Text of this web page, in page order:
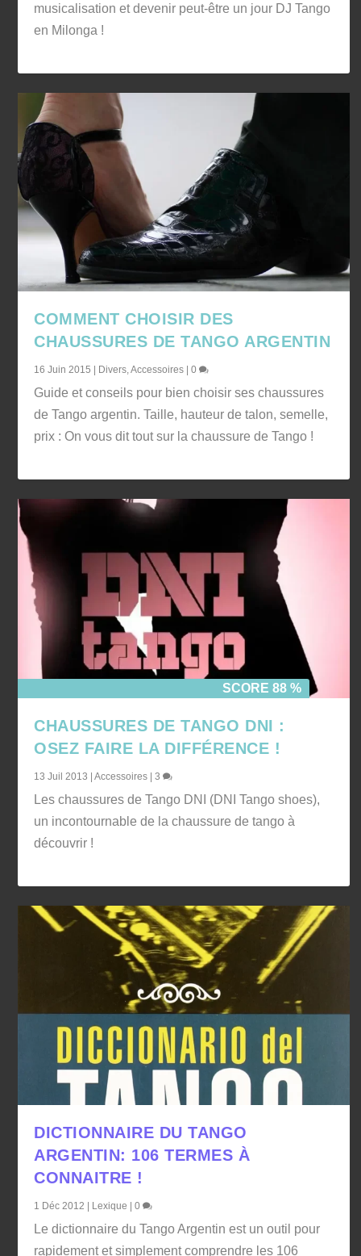
musicalisation et devenir peut-être un jour DJ Tango
en Milonga !
COMMENT CHOISIR DES
CHAUSSURES DE TANGO ARGENTIN
16 Juin 2015 Divers,Accessoires |0
Guide et conseils pour bien choisir ses chaussures
de Tango argentin. Taille, hauteur de talon, semelle,
prix : On vous dit tout sur la chaussure de Tango !
SCORE 88 %
CHAUSSURES DE TANGO DNI :
OSEZ FAIRE LA DIFFÉRENCE !
13 Juil 2013 |Accessoires |3
Les chaussures de Tango DNI (DNI Tango shoes),
un incontournable de la chaussure de tango à
découvrir !
DICTIONNAIRE DU TANGO
ARGENTIN: 106 TERMES À
CONNAITRE !
1 Déc 2012 | Lexique |0
Le dictionnaire du Tango Argentin est un outil pour
rapidement et simplement comprendre les 106